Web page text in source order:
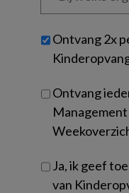
je?
Untitled
Ontvang 2x
Ontvang
Ja, ik geef
van